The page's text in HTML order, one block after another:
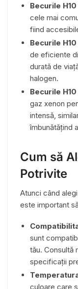
Becurile
cele mai
fiind
Becurile H10
de eficiente
durată de
halogen.
Becurile
gaz xenon
intensă,
îmbunătățind
Cum să
Potrivite
Atunci când
este important
sunt
tău. Consultă
specificații
culoare care